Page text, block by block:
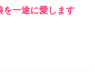
を一途に愛します